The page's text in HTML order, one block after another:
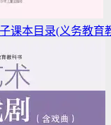
课本目录(义务教育